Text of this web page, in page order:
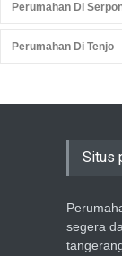
Perumahan Di
Perumahan Di Tenjo
Situs
segera